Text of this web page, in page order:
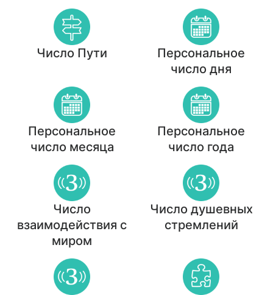
Число Пути
Персональное
число дня
Персональное
число месяца
Персональное
число года
Число
взаимодействия с
миром
Число душевных
стремлений